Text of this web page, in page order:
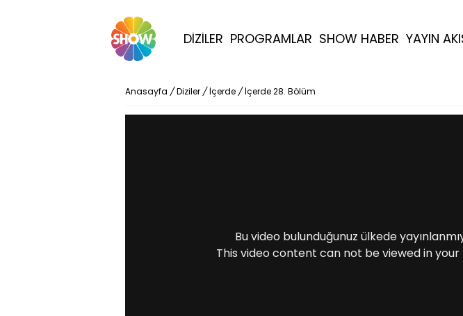
DİZİLER PROGRAMLAR SHOW HABER YAYIN
Anasayfa / Diziler / İçerde / İçerde 28. Bölüm
Bu video bulunduğunuz ülkede
This video content can not be viewed in your